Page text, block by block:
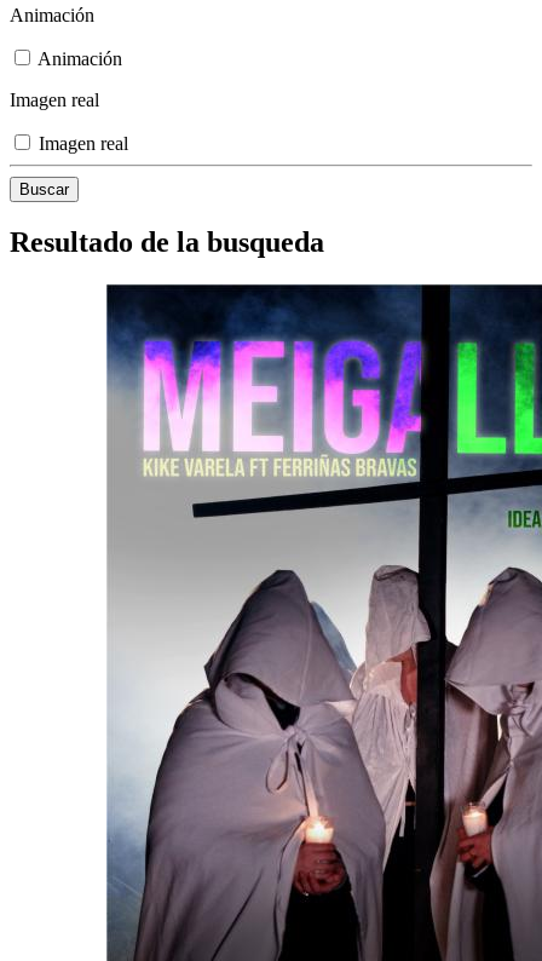
Animación
Animación
Imagen real
Imagen real
Resultado de la busqueda